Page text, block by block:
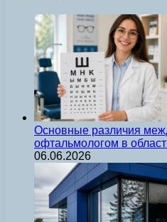
Основные различия
офтальмологом в
06.06.2026